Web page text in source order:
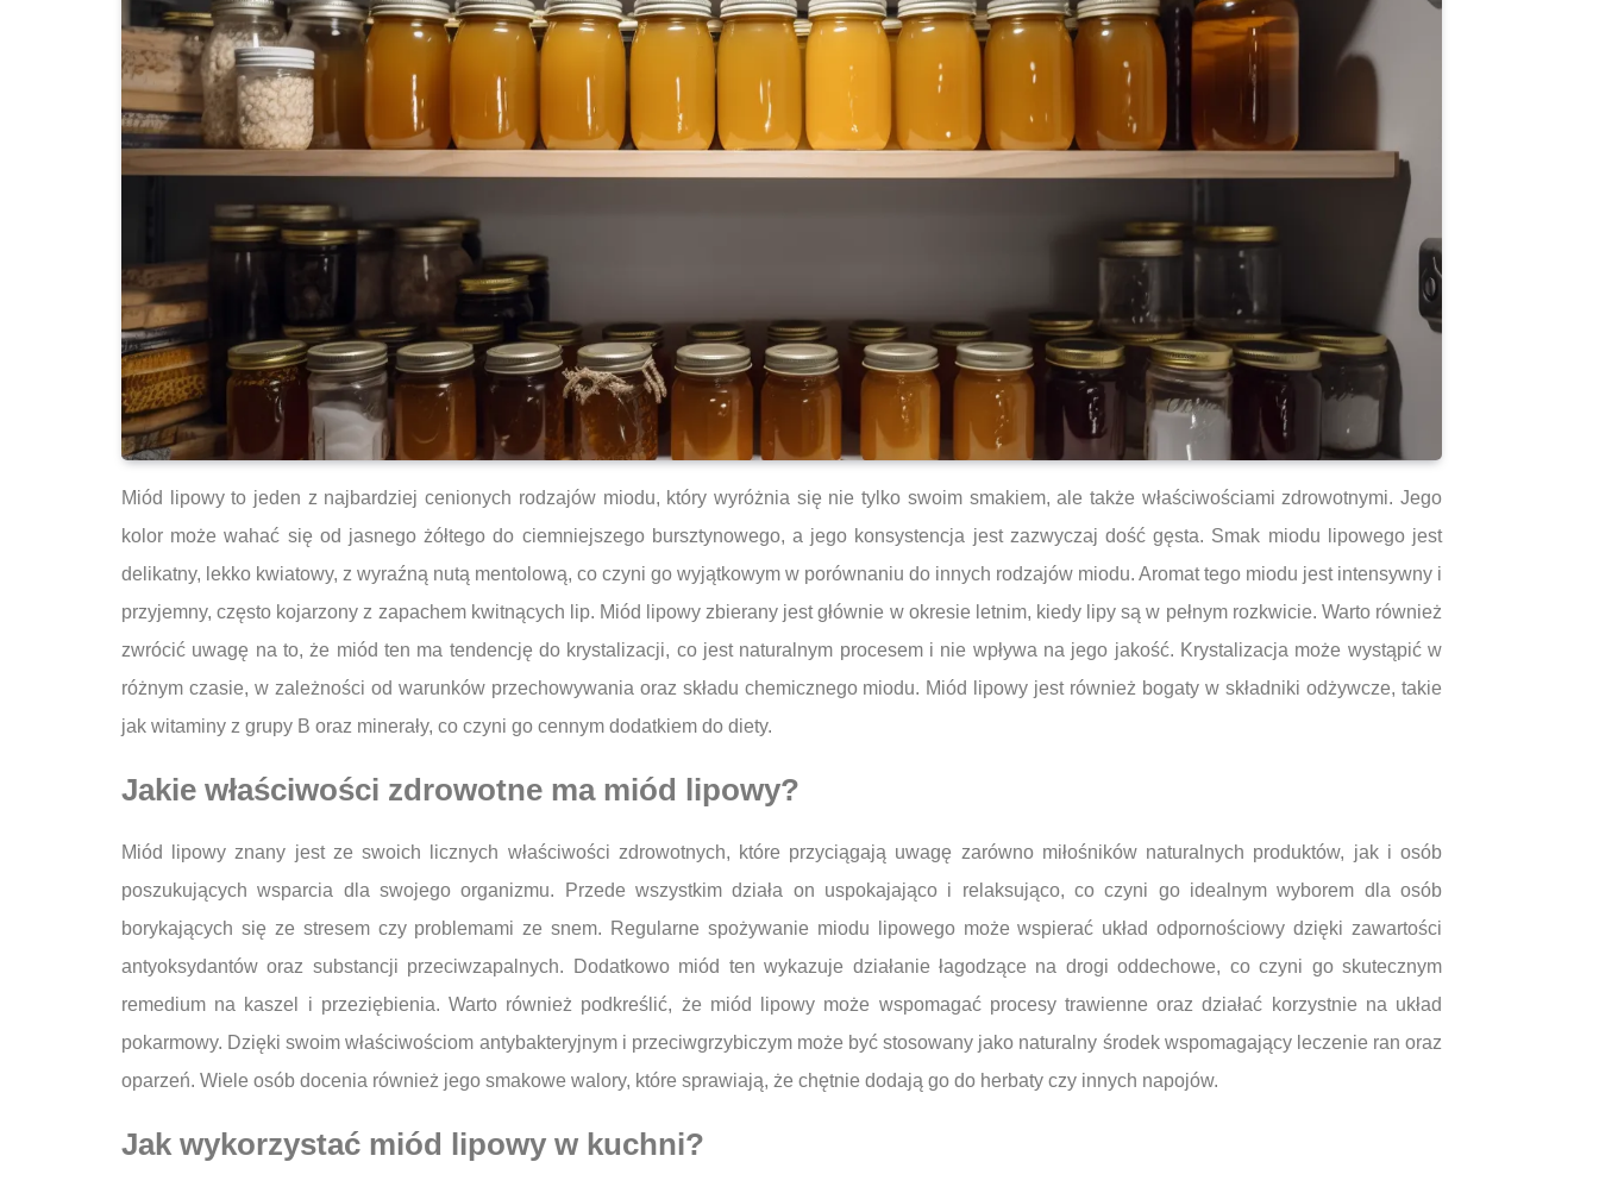
Miód lipowy to jeden z najbardziej cenionych rodzajów miodu, który wyróżnia się nie tylko swoim smakiem, ale także właściwościami zdrowotnymi. Jego
kolor może wahać się od jasnego żółtego do ciemniejszego bursztynowego, a jego konsystencja jest zazwyczaj dość gęsta. Smak miodu lipowego jest
delikatny, lekko kwiatowy, z wyraźną nutą mentolową, co czyni go wyjątkowym w porównaniu do innych rodzajów miodu. Aromat tego miodu jest intensywny i
przyjemny, często kojarzony z zapachem kwitnących lip. Miód lipowy zbierany jest głównie w okresie letnim, kiedy lipy są w pełnym rozkwicie. Warto również
zwrócić uwagę na to, że miód ten ma tendencję do krystalizacji, co jest naturalnym procesem i nie wpływa na jego jakość. Krystalizacja może wystąpić w
różnym czasie, w zależności od warunków przechowywania oraz składu chemicznego miodu. Miód lipowy jest również bogaty w składniki odżywcze, takie
jak witaminy z grupy B oraz minerały, co czyni go cennym dodatkiem do diety.
Jakie właściwości zdrowotne ma miód lipowy?
Miód lipowy znany jest ze swoich licznych właściwości zdrowotnych, które przyciągają uwagę zarówno miłośników naturalnych produktów, jak i osób
poszukujących wsparcia dla swojego organizmu. Przede wszystkim działa on uspokajająco i relaksująco, co czyni go idealnym wyborem dla osób
borykających się ze stresem czy problemami ze snem. Regularne spożywanie miodu lipowego może wspierać układ odpornościowy dzięki zawartości
antyoksydantów oraz substancji przeciwzapalnych. Dodatkowo miód ten wykazuje działanie łagodzące na drogi oddechowe, co czyni go skutecznym
remedium na kaszel i przeziębienia. Warto również podkreślić, że miód lipowy może wspomagać procesy trawienne oraz działać korzystnie na układ
pokarmowy. Dzięki swoim właściwościom antybakteryjnym i przeciwgrzybiczym może być stosowany jako naturalny środek wspomagający leczenie ran oraz
oparzeń. Wiele osób docenia również jego smakowe walory, które sprawiają, że chętnie dodają go do herbaty czy innych napojów.
Jak wykorzystać miód lipowy w kuchni?